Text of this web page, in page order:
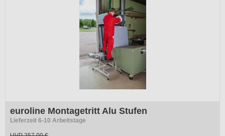
euroline Montagetritt Alu Stufen
Lieferzeit 6-10 Arbeitstage